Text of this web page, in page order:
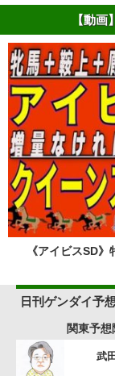
【動
《アイビスSD
日刊ゲンダイ予
関東予想
武